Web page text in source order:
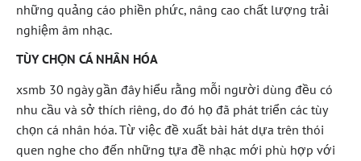
những quảng cáo phiền phức, nâng cao chất lượng trải
nghiệm âm nhạc.
TÙY CHỌN CÁ NHÂN HÓA
xsmb 30 ngày gần đây hiểu rằng mỗi người dùng đều có
nhu cầu và sở thích riêng, do đó họ đã phát triển các tùy
chọn cá nhân hóa. Từ việc đề xuất bài hát dựa trên thói
quen nghe cho đến những tựa đề nhạc mới phù hợp với